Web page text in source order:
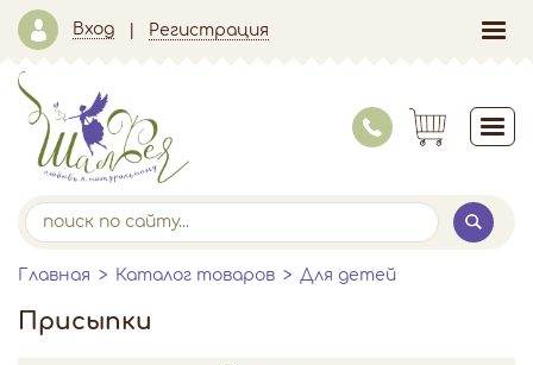
Вход Регистрация
Главная Каталог товаров Для детей
Присыпки